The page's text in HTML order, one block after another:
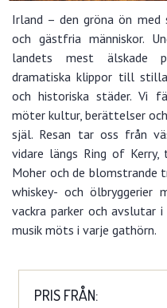
Irland – den gröna ön med
och gästfria människor.
landets mest älskade
dramatiska klippor till stilla
och historiska städer. Vi
möter kultur, berättelser
själ. Resan tar oss från
vidare längs Ring of Kerry,
Moher och de blomstrande
whiskey- och ölbryggerier
vackra parker och avslutar
musik möts i varje gathörn.
PRIS FRÅN: